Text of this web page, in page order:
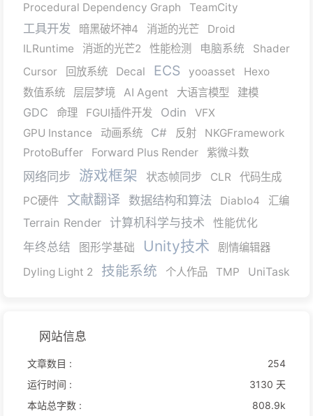
Procedural Dependency Graph TeamCity
工具开发 暗黑破坏神4 消逝的光芒
Droid
ILRuntime
消逝的光芒2 性能检测 电脑系统
Shader
Cursor
回放系统 Decal ECS yooasset
Hexo
数值系统
层层梦境 AI Agent 大语言模型 建模
GDC 命理 FGUI插件开发 Odin
VFX
GPU Instance
动画系统 C# 反射
NKGFramework
ProtoBuffer
Forward Plus Render 紫微斗数
网络同步 游戏框架 状态帧同步 CLR
代码生成
PC硬件
文献翻译 数据结构和算法 Diablo4 汇编
Terrain Render 计算机科学与技术 性能优化
年终总结 图形学基础 Unity技术
剧情编辑器
Dyling Light 2
技能系统 个人作品 TMP UniTask
网站信息
文章数目 :
254
运行时间 :
3130 天
本站总字数 :
808.9k